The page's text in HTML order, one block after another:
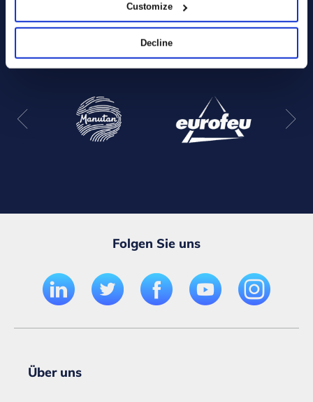
Customize
Decline
Sie verwenden bereits unsere
Folgen Sie uns
Über uns